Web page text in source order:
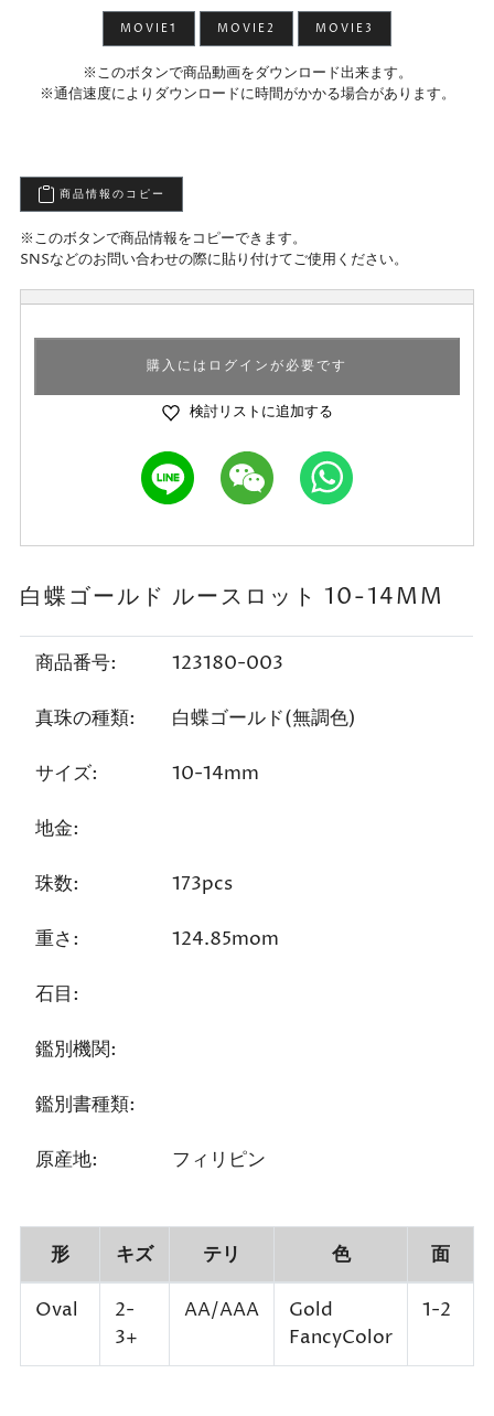
MOVIE1 MOVIE2 MOVIE3
※このボタンで商品動画をダウンロード出来ます。
※通信速度によりダウンロードに時間がかかる場合があります。
商品情報のコピー
※このボタンで商品情報をコピーできます。
SNSなどのお問い合わせの際に貼り付けてご使用ください。
購入にはログインが必要です
検討リストに追加する
白蝶ゴールド ルースロット 10-14MM
商品番号: 123180-003
真珠の種類: 白蝶ゴールド(無調色)
サイズ: 10-14mm
地金:
珠数: 173pcs
重さ: 124.85mom
石目:
鑑別機関:
鑑別書種類:
原産地: フィリピン
形 キズ テリ 色 面
Oval
2-
3+
AA/AAA
Gold
FancyColor
1-2